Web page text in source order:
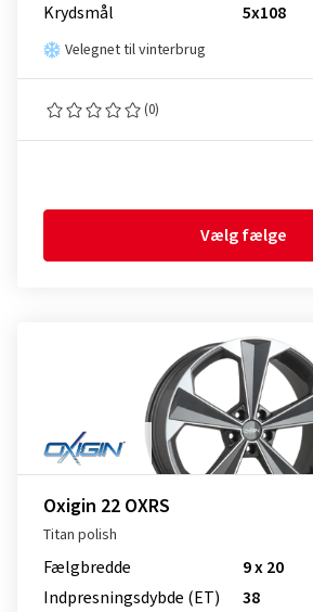
Krydsmål
5x108
Velegnet til vinterbrug
(0)
Vælg fælge
Oxigin 22 OXRS
Titan polish
Fælgbredde
9 x 20
Indpresnings­dybde (ET)
38